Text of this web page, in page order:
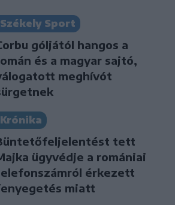
Székely Sport
góljától hangos a
és a magyar sajtó,
meghívót
Krónika
tett
ügyvédje a romániai
érkezett
miatt